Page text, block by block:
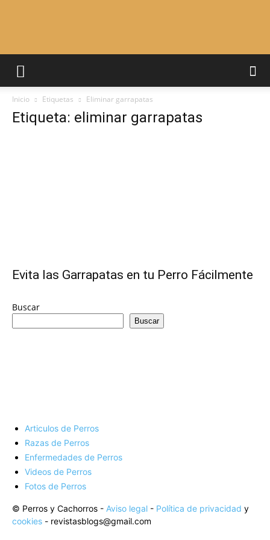
Adiestrar
de
Inicio Etiquetas Eliminar garrapatas
Etiqueta: eliminar garrapatas
Evita las Garrapatas en tu Perro Fácilmente
Buscar
Buscar
Articulos de Perros
Razas de Perros
Enfermedades de Perros
Videos de Perros
Fotos de Perros
© Perros y Cachorros - Aviso legal - Política de privacidad y
cookies - revistasblogs@gmail.com